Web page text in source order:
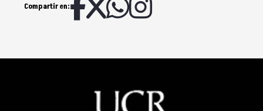
Compartir en: